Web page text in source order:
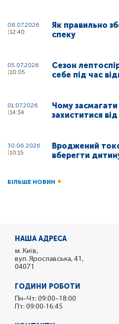
08.07.2026
12:40
Як правильно
спеку
05.07.2026
10:05
Сезон
себе під час
01.07.2026
14:34
Чому
захиститися
30.06.2026
10:15
Вроджений
вберегти
БІЛЬШЕ НОВИН
НАША АДРЕСА
м. Київ,
вул. Ярославська, 41,
04071
ГОДИНИ РОБОТИ
Пн–Чт: 09:00–18:00
Пт: 09:00-16:45